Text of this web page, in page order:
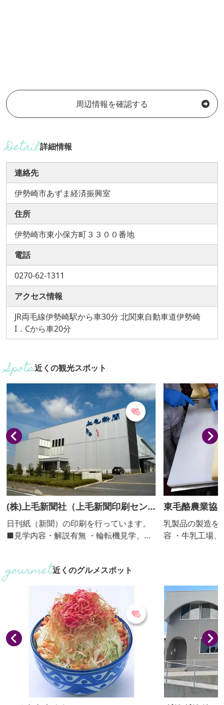
周辺情報を確認する
詳細情報
連絡先
伊勢崎市あずま経済振興室
住所
伊勢崎市東小保方町３３００番地
電話
0270-62-1311
アクセス情報
JR両毛線伊勢崎駅から車30分 北関東自動車道伊勢崎
I．Cから車20分
近くの観光スポット
(株)上毛新聞社（上毛新聞印刷セン
ター）
日刊紙（新聞）の印刷を行っています。
■見学内容・解説有無 ・輪転機見学、解
人。群馬県内の団体・グループに限
る。）
東毛酪農業協
乳製品の製造を行っ
容 ・牛乳工場、チ
～）
近くのグルメスポット